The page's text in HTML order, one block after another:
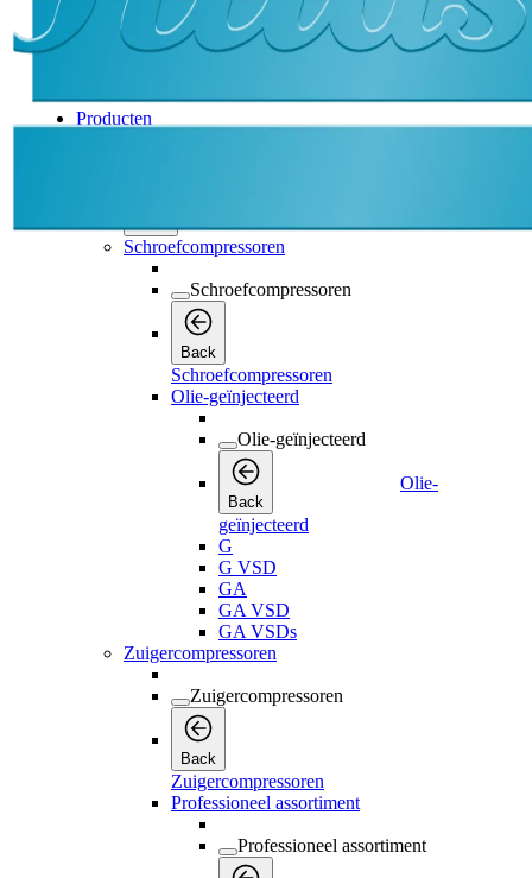
Producten
Back
Schroefcompressoren
Schroefcompressoren
Back
Schroefcompressoren
Olie-geïnjecteerd
Olie-geïnjecteerd
Back
Olie-
geïnjecteerd
G
G VSD
GA
GA VSD
GA VSDs
Zuigercompressoren
Zuigercompressoren
Back
Zuigercompressoren
Professioneel assortiment
Professioneel assortiment